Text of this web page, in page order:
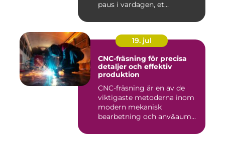
paus i vardagen, et...
19. jul
CNC-fräsning för precisa
detaljer och effektiv
produktion
CNC-fräsning är en av de
viktigaste metoderna inom
modern mekanisk
bearbetning och anv&aum...